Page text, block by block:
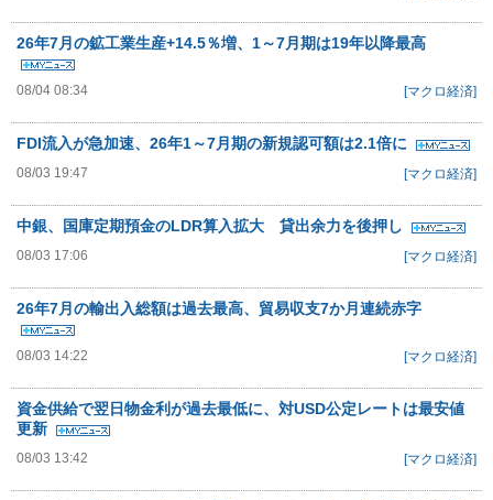
26年7月の鉱工業生産+14.5％増、1～7月期は19年以降最高
08/04 08:34 [マクロ経済]
FDI流入が急加速、26年1～7月期の新規認可額は2.1倍に
08/03 19:47 [マクロ経済]
中銀、国庫定期預金のLDR算入拡大 貸出余力を後押し
08/03 17:06 [マクロ経済]
26年7月の輸出入総額は過去最高、貿易収支7か月連続赤字
08/03 14:22 [マクロ経済]
資金供給で翌日物金利が過去最低に、対USD公定レートは最安値
更新
08/03 13:42 [マクロ経済]